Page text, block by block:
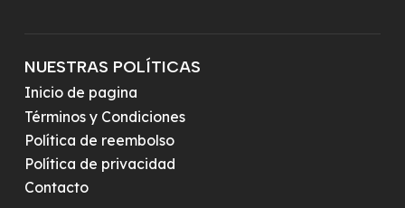
NUESTRAS POLÍTICAS
Inicio de pagina
Términos y Condiciones
Política de reembolso
Política de privacidad
Contacto